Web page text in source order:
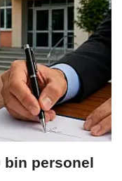
bin personel